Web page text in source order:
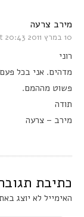
מירב צרעה
10 במרץ 2011 at 20:43
רוני
מדהים. אני בכל
פשוט מההמם.
תודה
מירב – צרעה
כתיבת
האימייל לא יוצג